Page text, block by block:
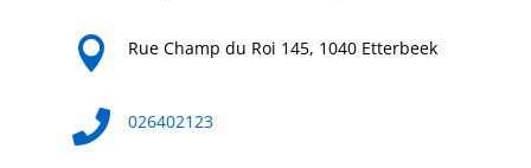
 Rue Champ du Roi 145, 1040 Etterbeek
 026402123